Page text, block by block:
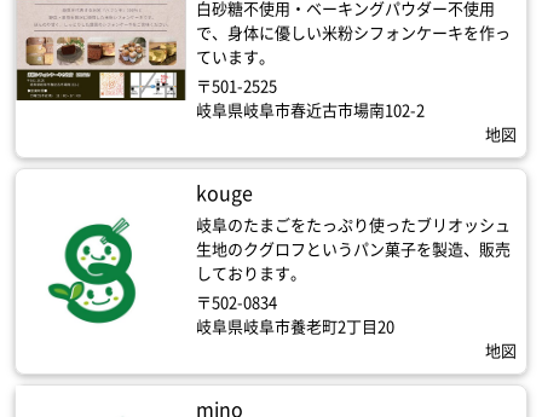
白砂糖不使用・ベーキングパウダー不使用
で、身体に優しい米粉シフォンケーキを作っ
ています。
〒501-2525
岐阜県岐阜市春近古市場南102-2
地図
kouge
岐阜のたまごをたっぷり使ったブリオッシュ
生地のクグロフというパン菓子を製造、販売
しております。
〒502-0834
岐阜県岐阜市養老町2丁目20
地図
mino